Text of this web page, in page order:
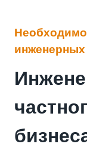
Необходимо
инженерных